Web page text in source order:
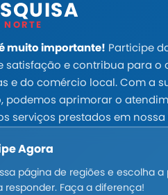
muito importante! Participe
satisfação e contribua para o
e do comércio local. Com a
podemos aprimorar o
serviços prestados em nossa
Agora
página de regiões e escolha a
responder. Faça a diferença!